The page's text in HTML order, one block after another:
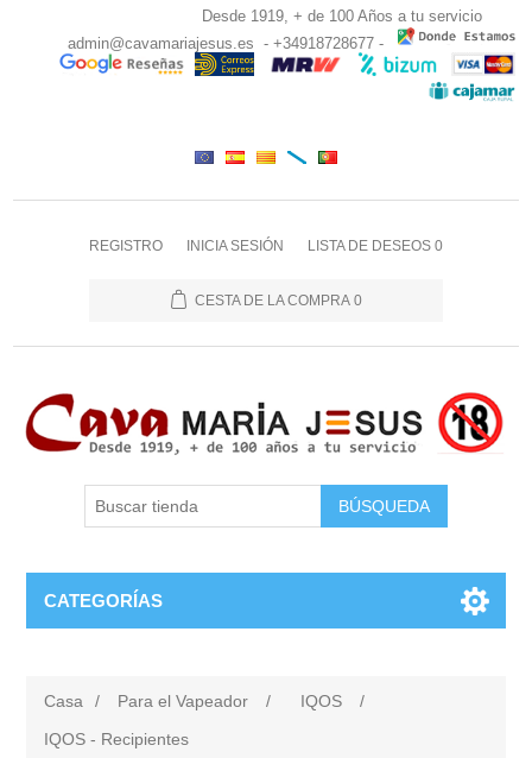
Desde 1919, + de 100 Años a tu servicio
admin@cavamariajesus.es
- +34918728677 -
REGISTRO INICIA SESIÓN LISTA DE DESEOS 0
CESTA DE LA COMPRA 0
CATEGORÍAS
Casa / Para el Vapeador / IQOS
/
IQOS - Recipientes